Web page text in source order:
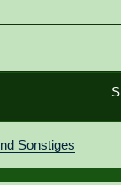
Sonstiges